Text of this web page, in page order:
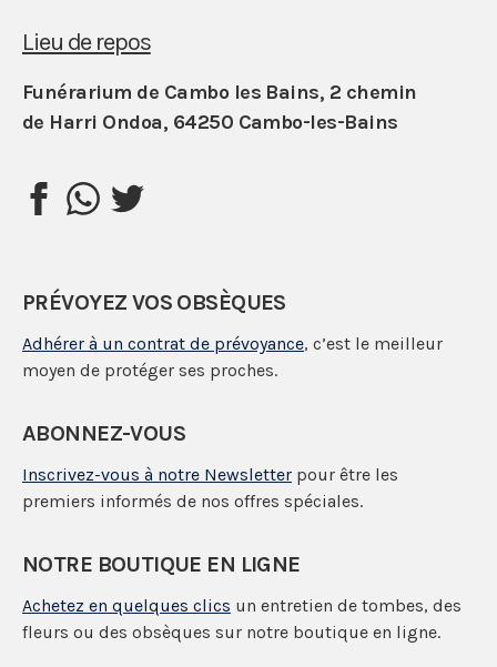
Lieu de repos
Funérarium de Cambo les Bains, 2 chemin
de Harri Ondoa, 64250 Cambo-les-Bains
PRÉVOYEZ VOS OBSÈQUES
Adhérer à un contrat de prévoyance, c’est le meilleur
moyen de protéger ses proches.
ABONNEZ-VOUS
Inscrivez-vous à notre Newsletter pour être les
premiers informés de nos offres spéciales.
NOTRE BOUTIQUE EN LIGNE
Achetez en quelques clics un entretien de tombes, des
fleurs ou des obsèques sur notre boutique en ligne.